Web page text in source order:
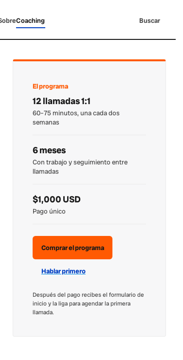
Coaching Buscar
El programa
12 llamadas 1:1
60–75 minutos, una cada dos
semanas
6 meses
Con trabajo y seguimiento entre
llamadas
$1,000 USD
Pago único
Comprar el programa
Hablar primero
Después del pago recibes el formulario de
inicio y la liga para agendar la primera
llamada.